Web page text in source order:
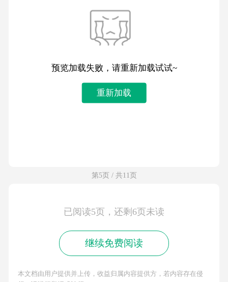
预览加载失败，请重新加载试试~
重新加载
第5页 / 共11页
已阅读5页，还剩6页未读
继续免费阅读
本文档由用户提供并上传，收益归属内容提供方，若内容存在侵